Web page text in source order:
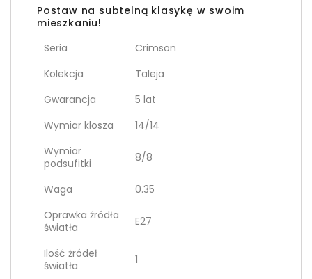
Postaw na subtelną klasykę w swoim
mieszkaniu!
Seria
Crimson
Kolekcja
Taleja
Gwarancja
5 lat
Wymiar klosza
14/14
Wymiar
podsufitki
8/8
Waga
0.35
Oprawka źródła
światła
E27
Ilość żródeł
światła
1